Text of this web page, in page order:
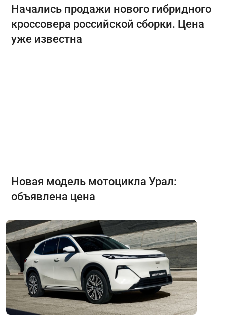
Начались продажи нового гибридного
кроссовера российской сборки. Цена
уже известна
Новая модель мотоцикла Урал:
объявлена цена